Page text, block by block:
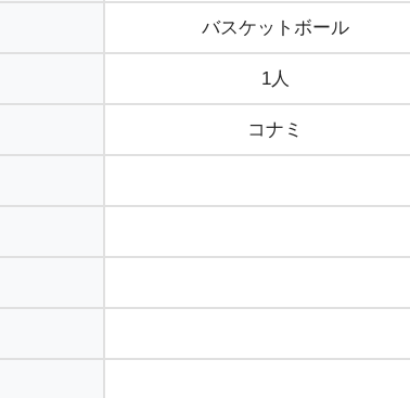
バスケットボール
1人
コナミ